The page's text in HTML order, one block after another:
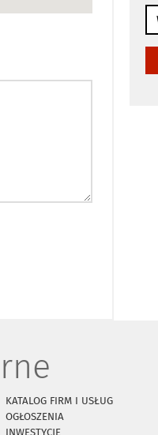
KATALOG FIRM I USŁUG
OGŁOSZENIA
INWESTYCJE